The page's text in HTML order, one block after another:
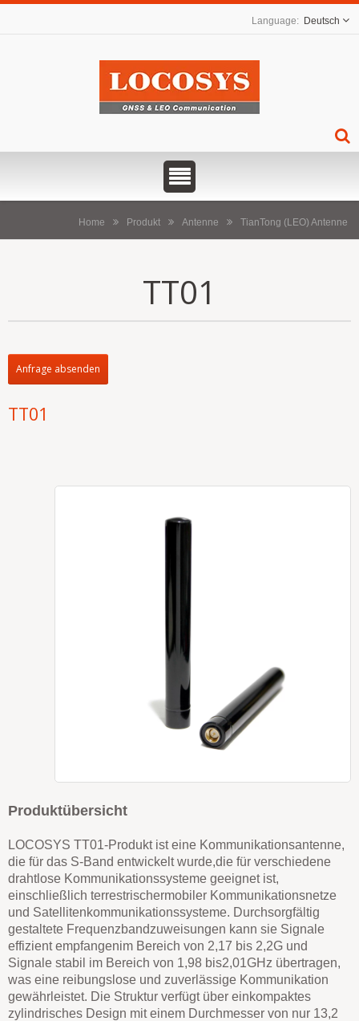
Deutsch
Home Produkt Antenne TianTong (LEO) Antenne
TT01
Anfrage absenden
TT01
Produktübersicht
LOCOSYS TT01-Produkt ist eine Kommunikationsantenne,
die für das S-Band entwickelt wurde,die für verschiedene
drahtlose Kommunikationssysteme geeignet ist,
einschließlich terrestrischermobiler Kommunikationsnetze
und Satellitenkommunikationssysteme. Durchsorgfältig
gestaltete Frequenzbandzuweisungen kann sie Signale
effizient empfangenim Bereich von 2,17 bis 2,2G und
Signale stabil im Bereich von 1,98 bis2,01GHz übertragen,
was eine reibungslose und zuverlässige Kommunikation
gewährleistet. Die Struktur verfügt über einkompaktes
zylindrisches Design mit einem Durchmesser von nur 13,2